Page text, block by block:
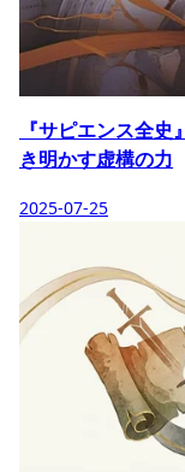
『サピエンス全
き明かす虚構の力
2025-07-25